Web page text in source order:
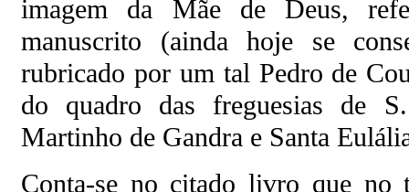
imagem da Mãe de Deus,
manuscrito (ainda hoje se
rubricado por um tal Pedro de
do quadro das freguesias de
Martinho de Gandra e Santa
Conta-se no citado livro que no